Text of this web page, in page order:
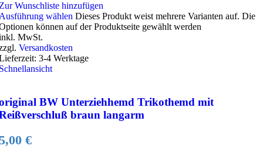
Wunschliste hinzufügen
wählen Dieses Produkt weist mehrere Varianten auf. Die
können auf der Produktseite gewählt werden
MwSt.
Versandkosten
3-4 Werktage
BW Unterziehhemd Trikothemd mit
braun langarm
€